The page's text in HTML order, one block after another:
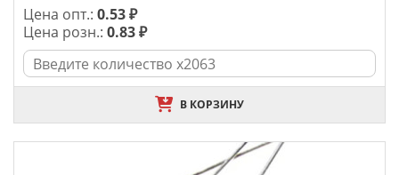
Цена опт.: 0.53 ₽
Цена розн.: 0.83 ₽
В КОРЗИНУ